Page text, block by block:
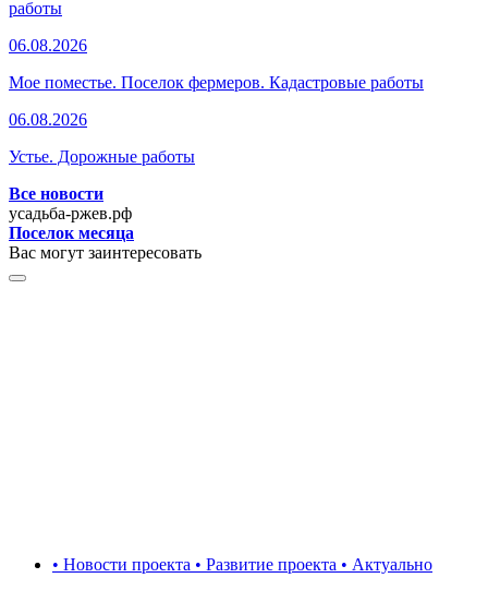
работы
06.08.2026
Мое поместье. Поселок фермеров. Кадастровые работы
06.08.2026
Устье. Дорожные работы
Все новости
усадьба-ржев.рф
Поселок месяца
Вас могут заинтересовать
• Новости проекта • Развитие проекта • Актуально